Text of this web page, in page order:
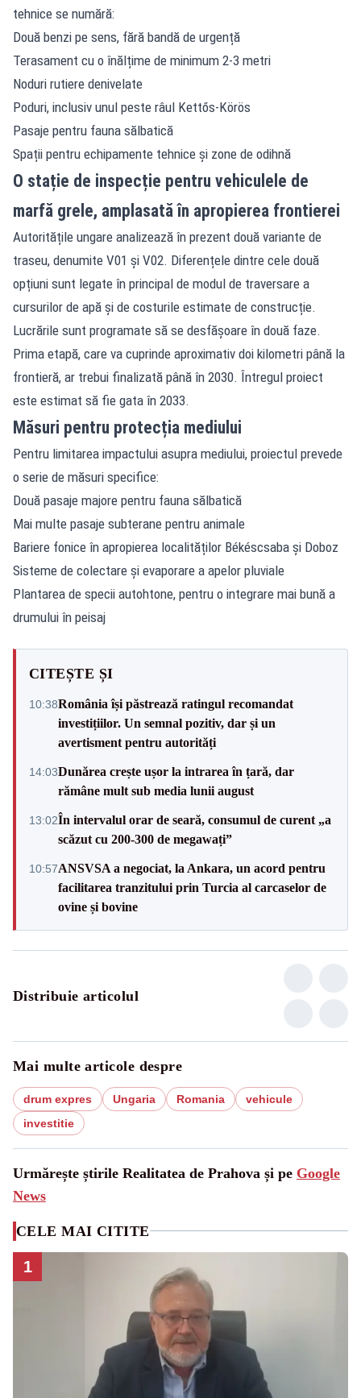
tehnice se numără:
Două benzi pe sens, fără bandă de urgență
Terasament cu o înălțime de minimum 2-3 metri
Noduri rutiere denivelate
Poduri, inclusiv unul peste râul Kettős-Körös
Pasaje pentru fauna sălbatică
Spații pentru echipamente tehnice și zone de odihnă
O stație de inspecție pentru vehiculele de
marfă grele, amplasată în apropierea frontierei
Autoritățile ungare analizează în prezent două variante de
traseu, denumite V01 și V02. Diferențele dintre cele două
opțiuni sunt legate în principal de modul de traversare a
cursurilor de apă și de costurile estimate de construcție.
Lucrările sunt programate să se desfășoare în două faze.
Prima etapă, care va cuprinde aproximativ doi kilometri până la
frontieră, ar trebui finalizată până în 2030. Întregul proiect
este estimat să fie gata în 2033.
Măsuri pentru protecția mediului
Pentru limitarea impactului asupra mediului, proiectul prevede
o serie de măsuri specifice:
Două pasaje majore pentru fauna sălbatică
Mai multe pasaje subterane pentru animale
Bariere fonice în apropierea localităților Békéscsaba și Doboz
Sisteme de colectare și evaporare a apelor pluviale
Plantarea de specii autohtone, pentru o integrare mai bună a
drumului în peisaj
CITEȘTE ȘI
10:38România își păstrează ratingul recomandat
investițiilor. Un semnal pozitiv, dar și un
avertisment pentru autorități
14:03Dunărea crește ușor la intrarea în țară, dar
rămâne mult sub media lunii august
13:02În intervalul orar de seară, consumul de curent „a
scăzut cu 200-300 de megawați”
10:57ANSVSA a negociat, la Ankara, un acord pentru
facilitarea tranzitului prin Turcia al carcaselor de
ovine și bovine
Distribuie articolul
Mai multe articole despre
drum expres Ungaria Romania
vehicule
investitie
Urmărește știrile Realitatea de Prahova și pe Google
News
CELE MAI CITITE
1